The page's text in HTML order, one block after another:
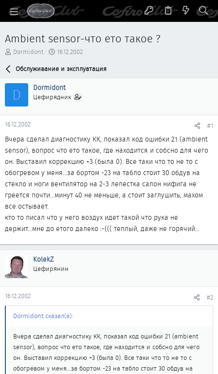
Ambient sensor-что ето такое ?
А
р
м
ы
Dormidont
Д
т
н
а
а
16.12.2002
Обслуживание и эксплуатация
D Dormidont
Цефирядник
16.12.2002 #1
Вчера сделал диагностику КК, показал код ошибки 21 (ambient
sensor), вопрос что ето такое, где находится и собсно для чего
он. Выставил коррекцию +3 (была 0). Все таки что то не то с
обогревом у меня...за бортом -23 на табло стоит 30 обдув на
стекло и ноги вентилятор на 2-3 лепестка салон нифига не
греется почти...минут 40 не меньше, а стоит заглушить, махом
все остывает.
кто то писал что у него воздух идет такой что рука не
держит...мне до етого далеко :-((( теплый, даже не горячий...
KolekZ
Цефирянин
16.12.2002 #2
Dormidont сказал(а):
Вчера сделал диагностику КК, показал код ошибки 21 (ambient
sensor), вопрос что ето такое, где находится и собсно для чего
он. Выставил коррекцию +3 (была 0). Все таки что то не то с
обогревом у меня...за бортом -23 на табло стоит 30 обдув на